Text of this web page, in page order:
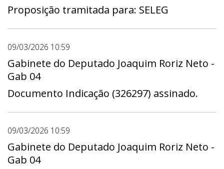
Proposição tramitada para: SELEG
09/03/2026 10:59
Gabinete do Deputado Joaquim Roriz Neto -
Gab 04
Documento Indicação (326297) assinado.
09/03/2026 10:59
Gabinete do Deputado Joaquim Roriz Neto -
Gab 04